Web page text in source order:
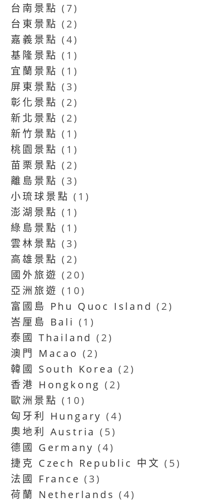
台南景點 (7)
台東景點 (2)
嘉義景點 (4)
基隆景點 (1)
宜蘭景點 (1)
屏東景點 (3)
彰化景點 (2)
新北景點 (2)
新竹景點 (1)
桃園景點 (1)
苗栗景點 (2)
離島景點 (3)
小琉球景點 (1)
澎湖景點 (1)
綠島景點 (1)
雲林景點 (3)
高雄景點 (2)
國外旅遊 (20)
亞洲旅遊 (10)
富國島 Phu Quoc Island (2)
峇厘島 Bali (1)
泰國 Thailand (2)
澳門 Macao (2)
韓國 South Korea (2)
香港 Hongkong (2)
歐洲景點 (10)
匈牙利 Hungary (4)
奧地利 Austria (5)
德國 Germany (4)
捷克 Czech Republic 中文 (5)
法國 France (3)
荷蘭 Netherlands (4)